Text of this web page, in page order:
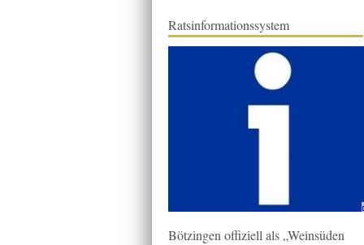
Ratsinformationssystem
Bötzingen offiziell als „Weinsüden